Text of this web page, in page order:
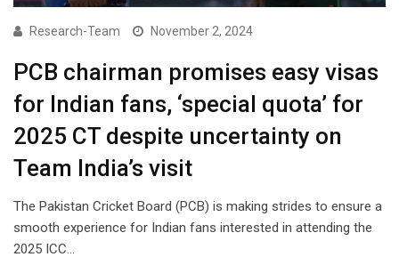
Research-Team November 2, 2024
PCB chairman promises easy visas
for Indian fans, ‘special quota’ for
2025 CT despite uncertainty on
Team India’s visit
The Pakistan Cricket Board (PCB) is making strides to ensure a
smooth experience for Indian fans interested in attending the
2025 ICC…